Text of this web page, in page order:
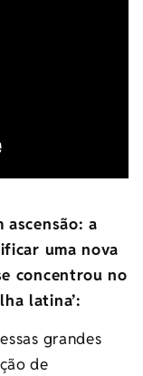
ascensão: a
uma nova
concentrou no
latina’:
grandes
de